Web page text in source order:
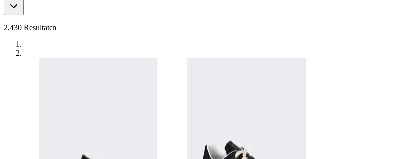
2,430 Resultaten